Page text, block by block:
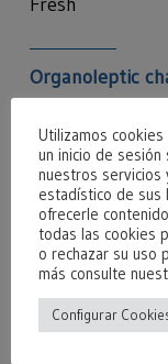
Organoleptic
Smooth
White color
Delicate
honey or
Utilizamos
un inicio de
nuestros servicios
estadístico de sus
ofrecerle
todas las cookies
o rechazar su uso
más consulte
Configurar